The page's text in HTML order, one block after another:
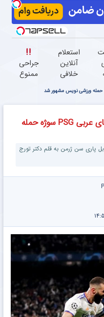
فقط 6
استعلام
آنلاین
خلافی
با
کد ملی
و
پلاک،
دقیق و
جراحی
ممنوع
کمر
درد
بدون
و دوره
برد شیرین رئال در مقابل دلارهای عربی PSG سوژه حمله
مقابل پاری سن ژرمن به قلم دکتر تورج